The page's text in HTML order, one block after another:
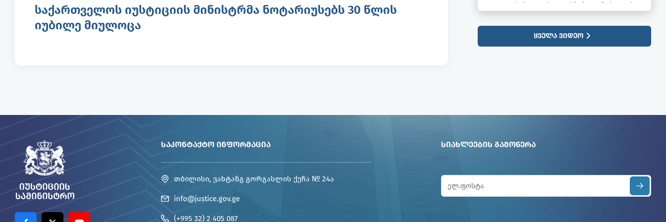
საქართველოს იუსტიციის მინისტრმა ნოტარიუსებს 30 წლის
იუბილე მიულოცა
გატარებული რეფორმები განიხილეს
ᲧᲕᲔᲚᲐ ᲕᲘᲓᲔᲝ
ᲡᲐᲙᲝᲜᲢᲐᲥᲢᲝ ᲘᲜᲤᲝᲠᲛᲐᲪᲘᲐ
თბილისი, ვახტანგ გორგასლის ქუჩა № 24ა
info@justice.gov.ge
(+995 32) 2 405 087
ᲡᲘᲐᲮᲚᲔᲔᲑᲘᲡ ᲒᲐᲛᲝᲬᲔᲠᲐ